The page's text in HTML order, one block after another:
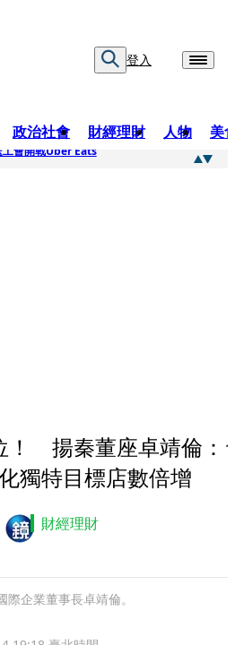
登入
政治社會 財經理財 人物 美
工會開戰Uber Eats
！ 揚秦董座卓靖倫：
獨特目標店數倍增
財經理財
際企業董事長卓靖倫。